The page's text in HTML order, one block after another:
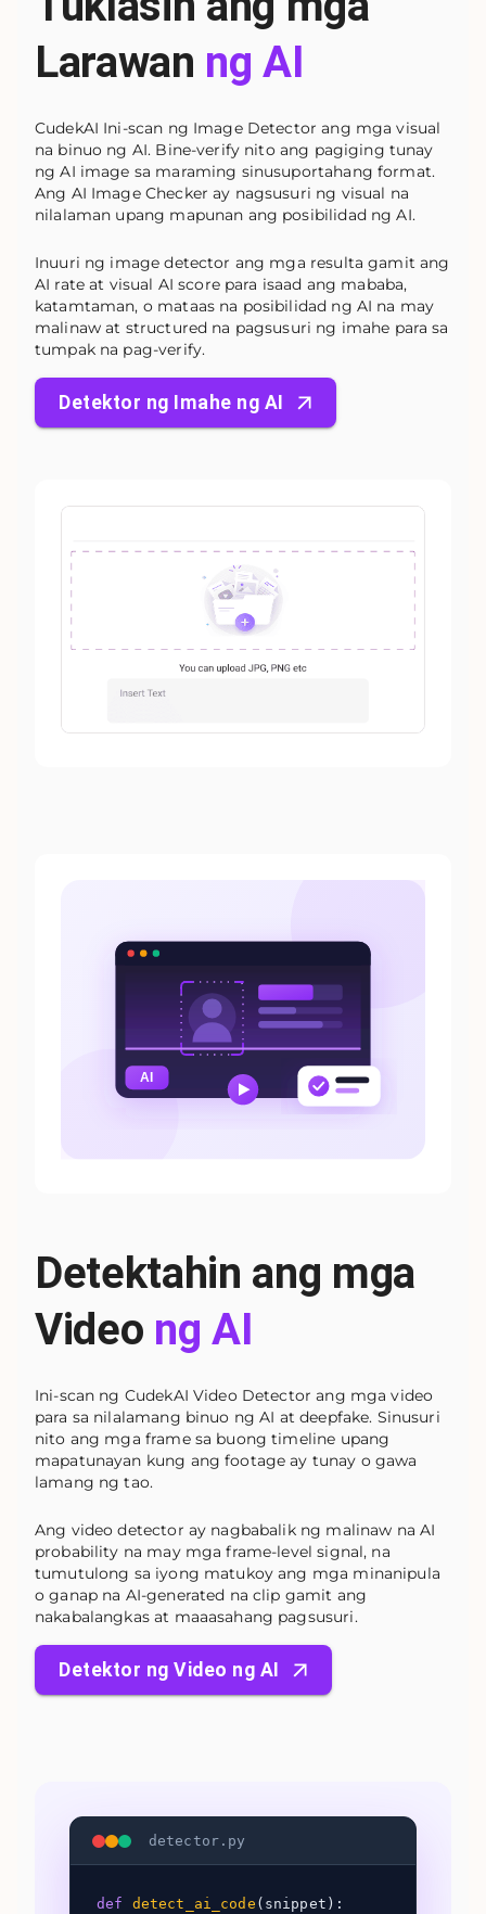
Larawan ng AI
CudekAI Ini-scan ng Image Detector ang mga visual
na binuo ng AI. Bine-verify nito ang pagiging tunay
ng AI image sa maraming sinusuportahang format.
Ang AI Image Checker ay nagsusuri ng visual na
nilalaman upang mapunan ang posibilidad ng AI.
Inuuri ng image detector ang mga resulta gamit ang
AI rate at visual AI score para isaad ang mababa,
katamtaman, o mataas na posibilidad ng AI na may
malinaw at structured na pagsusuri ng imahe para sa
tumpak na pag-verify.
Detektor ng Imahe ng AI
Detektahin ang mga
Video ng AI
Ini-scan ng CudekAI Video Detector ang mga video
para sa nilalamang binuo ng AI at deepfake. Sinusuri
nito ang mga frame sa buong timeline upang
mapatunayan kung ang footage ay tunay o gawa
lamang ng tao.
Ang video detector ay nagbabalik ng malinaw na AI
probability na may mga frame-level signal, na
tumutulong sa iyong matukoy ang mga minanipula
o ganap na AI-generated na clip gamit ang
nakabalangkas at maaasahang pagsusuri.
Detektor ng Video ng AI
detector.py
def detect_ai_code (snippet):